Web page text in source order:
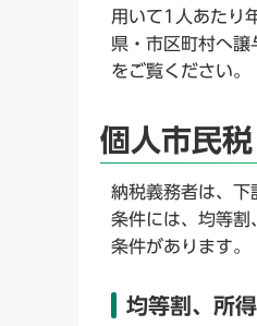
用いて1人あたり
県・市区町村へ譲
をご覧ください。
個人市民
納税義務者は、下
条件には、均等割
条件があります。
均等割、所